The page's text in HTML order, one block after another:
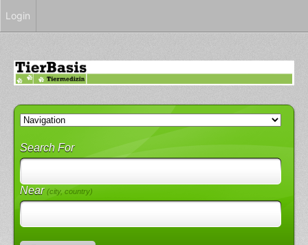
Search For
Near(city, country)
Login